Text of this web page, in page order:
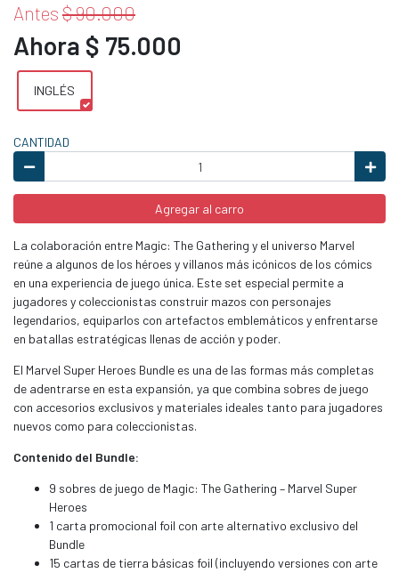
Antes $ 90.000
Ahora $ 75.000
INGLÉS
CANTIDAD
Agregar al carro
La colaboración entre Magic: The Gathering y el universo Marvel
reúne a algunos de los héroes y villanos más icónicos de los cómics
en una experiencia de juego única. Este set especial permite a
jugadores y coleccionistas construir mazos con personajes
legendarios, equiparlos con artefactos emblemáticos y enfrentarse
en batallas estratégicas llenas de acción y poder.
El Marvel Super Heroes Bundle es una de las formas más completas
de adentrarse en esta expansión, ya que combina sobres de juego
con accesorios exclusivos y materiales ideales tanto para jugadores
nuevos como para coleccionistas.
Contenido del Bundle:
9 sobres de juego de Magic: The Gathering – Marvel Super
Heroes
1 carta promocional foil con arte alternativo exclusivo del
Bundle
15 cartas de tierra básicas foil (incluyendo versiones con arte